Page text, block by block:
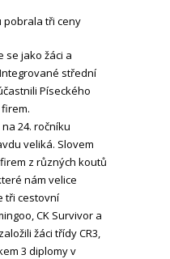
pobrala tři ceny
se jako žáci a
střední
Píseckého
24. ročníku
veliká. Slovem
z různých koutů
nám velice
tři cestovní
CK Survivor a
žáci třídy CR3,
3 diplomy v